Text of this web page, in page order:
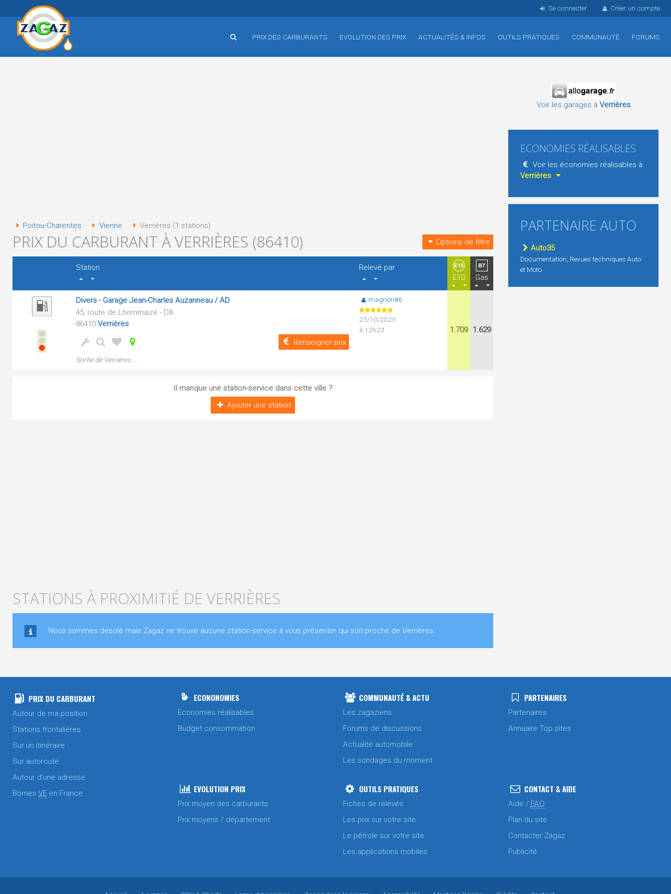
Se connecter Créer un compte
PRIX DES CARBURANTS EVOLUTION DES PRIX ACTUALITÉS & INFOS OUTILS PRATIQUES COMMUNAUTÉ FORUMS
Poitou-Charentes Vienne Verrières (1 stations)
PRIX DU CARBURANT À VERRIÈRES (86410) Options de filtre
Station
Relevé par
E10
Gas
Divers - Garage Jean-Charles Auzanneau / AD
45, route de Lhommaizé - D8
86410 Verrières
Renseigner prix
Sortie de Verrières ...
magnon86
23/10/2025
à 12h23
1.709 1.629
Il manque une station-service dans cette ville ?
Ajouter une station
STATIONS À PROXIMITIÉ DE VERRIÈRES
Nous sommes désolé mais Zagaz ne trouve aucune station-service à vous présenter qui soit proche de Verrières..
Voir les garages à Verrières
ECONOMIES RÉALISABLES
Voir les économies réalisables à
Verrières
PARTENAIRE AUTO
Auto35
Documentation, Revues techniques Auto
et Moto
PRIX DU CARBURANT
Autour de ma position
Stations frontalières
Sur un itinéraire
Sur autoroute
Autour d'une adresse
Bornes VE en France
ECONONOMIES
Economies réalisables
Budget consommation
COMMUNAUTÉ & ACTU
Les zagaziens
Forums de discussions
Actualité automobile
Les sondages du moment
PARTENAIRES
Partenaires
Annuaire Top sites
EVOLUTION PRIX
Prix moyen des carburants
Prix moyens / département
OUTILS PRATIQUES
Fiches de relevés
Les prix sur votre site
Le pétrole sur votre site
Les applications mobiles
CONTACT & AIDE
Aide / FAQ
Plan du site
Contacter Zagaz
Publicité